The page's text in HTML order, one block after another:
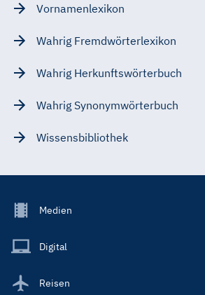
Vornamenlexikon
Wahrig Fremdwörterlexikon
Wahrig Herkunftswörterbuch
Wahrig Synonymwörterbuch
Wissensbibliothek
Footer
Main
Medien
Digital
Reisen